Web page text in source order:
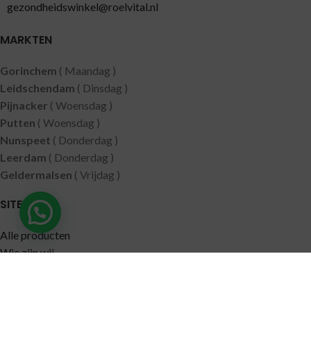
gezondheidswinkel@roelvital.nl
MARKTEN
Gorinchem ( Maandag )
Leidschendam ( Dinsdag )
Pijnacker ( Woensdag )
Putten ( Woensdag )
Nunspeet ( Donderdag )
Leerdam ( Donderdag )
Geldermalsen ( Vrijdag )
SITEMAP
Alle producten
Wie zijn wij